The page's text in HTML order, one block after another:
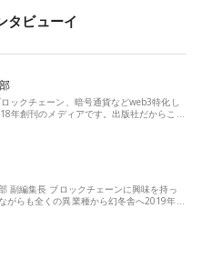
タビューイ
ックチェーン、暗号通貨などweb3特化し
年創刊のメディアです。出版社だからこ…
副編集長 ブロックチェーンに興味を持っ
がらも全くの異業種から幻冬舎へ2019年…